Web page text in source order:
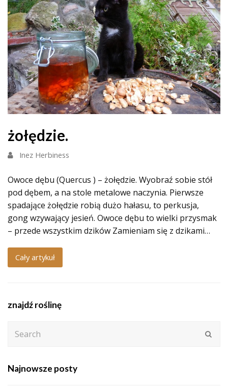
żołędzie.
Inez Herbiness
Owoce dębu (Quercus ) – żołędzie. Wyobraź sobie stół
pod dębem, a na stole metalowe naczynia. Pierwsze
spadające żołędzie robią dużo hałasu, to perkusja,
gong wzywający jesień. Owoce dębu to wielki przysmak
– przede wszystkim dzików Zamieniam się z dzikami…
Cały artykuł
znajdź roślinę
Najnowsze posty